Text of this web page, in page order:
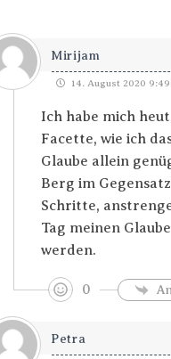
Mirijam
14. August 2020 9:49
Ich habe mich
Facette, wie ich
Glaube allein
Berg im
Schritte,
Tag meinen
werden.
0
Petra